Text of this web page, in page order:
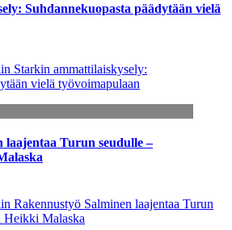
Suhdannekuopasta päädytään vielä
Starkin ammattilaiskysely:
vielä työvoimapulaan
laajentaa Turun seudulle –
Rakennustyö Salminen laajentaa Turun
Heikki Malaska